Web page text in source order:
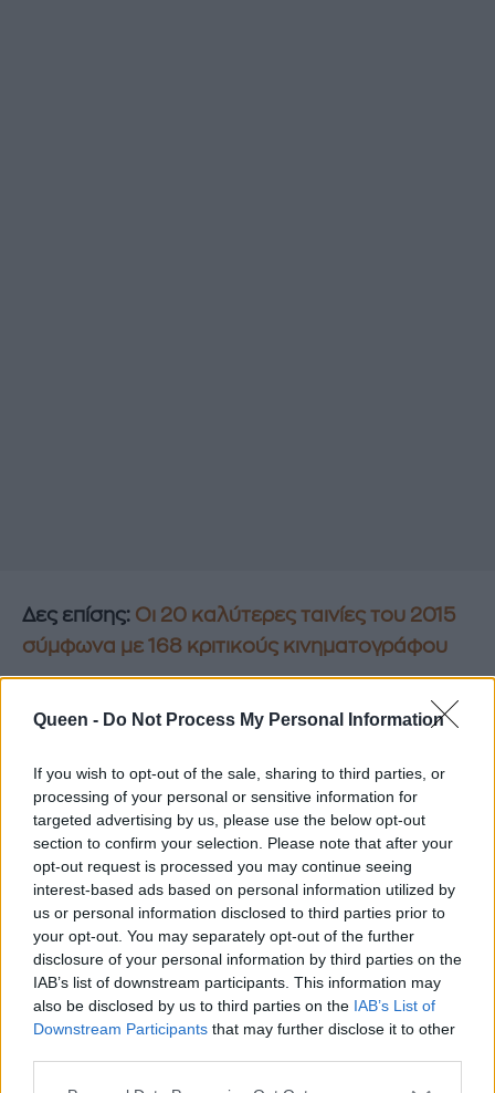
Queen - Do Not Process My Personal Information
If you wish to opt-out of the sale, sharing to third parties, or
processing of your personal or sensitive information for
targeted advertising by us, please use the below opt-out
section to confirm your selection. Please note that after your
opt-out request is processed you may continue seeing
interest-based ads based on personal information utilized by
us or personal information disclosed to third parties prior to
your opt-out. You may separately opt-out of the further
disclosure of your personal information by third parties on the
IAB’s list of downstream participants. This information may
also be disclosed by us to third parties on the IAB’s List of
Downstream Participants that may further disclose it to other
Δες επίσης: Οι 20 καλύτερες ταινίες του 2015
σύμφωνα με 168 κριτικούς κινηματογράφου
TRAILER ZOOLANDER ZOOLANDER 2